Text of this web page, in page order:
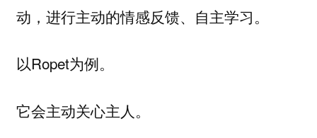
动，进行主动的情感反馈、自主学习。
以Ropet为例。
它会主动关心主人。